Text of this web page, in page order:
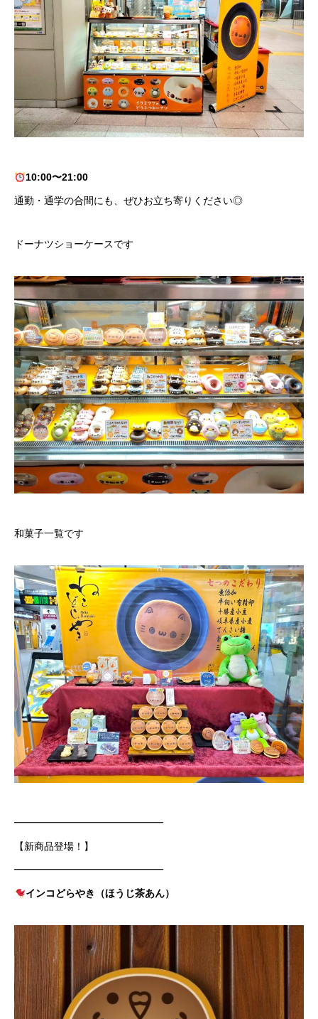
10:00〜21:00
通勤・通学の合間にも、ぜひお立ち寄りください◎
ドーナツショーケースです
和菓子一覧です
━━━━━━━━━━━━━━━
【新商品登場！】
━━━━━━━━━━━━━━━
インコどらやき（ほうじ茶あん）